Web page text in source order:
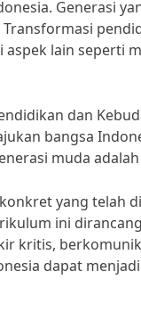
Generasi
aspek lain seperti
dan
bangsa
muda
yang telah
ini
kritis,
dapat